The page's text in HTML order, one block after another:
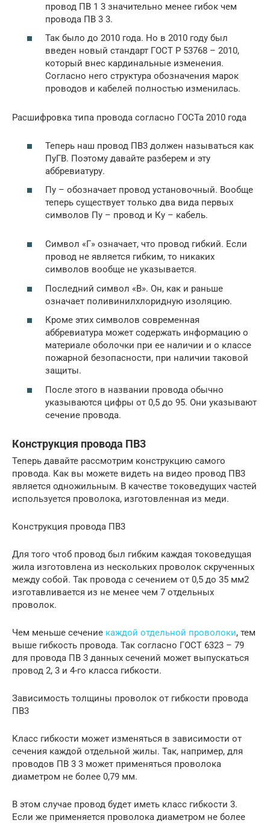
провод ПВ 1 3 значительно менее гибок чем
провода ПВ 3 3.
Так было до 2010 года. Но в 2010 году был
введен новый стандарт ГОСТ Р 53768 – 2010,
который внес кардинальные изменения.
Согласно него структура обозначения марок
проводов и кабелей полностью изменилась.
Расшифровка типа провода согласно ГОСТа 2010 года
Теперь наш провод ПВ3 должен называться как
ПуГВ. Поэтому давайте разберем и эту
аббревиатуру.
Пу – обозначает провод установочный. Вообще
теперь существует только два вида первых
символов Пу – провод и Ку – кабель.
Символ «Г» означает, что провод гибкий. Если
провод не является гибким, то никаких
символов вообще не указывается.
Последний символ «В». Он, как и раньше
означает поливинилхлоридную изоляцию.
Кроме этих символов современная
аббревиатура может содержать информацию о
материале оболочки при ее наличии и о классе
пожарной безопасности, при наличии таковой
защиты.
После этого в названии провода обычно
указываются цифры от 0,5 до 95. Они указывают
сечение провода.
Конструкция провода ПВ3
Теперь давайте рассмотрим конструкцию самого
провода. Как вы можете видеть на видео провод ПВ3
является одножильным. В качестве токоведущих частей
используется проволока, изготовленная из меди.
Конструкция провода ПВ3
Для того чтоб провод был гибким каждая токоведущая
жила изготовлена из нескольких проволок скрученных
между собой. Так провода с сечением от 0,5 до 35 мм2
изготавливается из не менее чем 7 отдельных
проволок.
Чем меньше сечение каждой отдельной проволоки, тем
выше гибкость провода. Так согласно ГОСТ 6323 – 79
для провода ПВ 3 данных сечений может выпускаться
провод 2, 3 и 4-го класса гибкости.
Зависимость толщины проволок от гибкости провода
ПВ3
Класс гибкости может изменяться в зависимости от
сечения каждой отдельной жилы. Так, например, для
проводов ПВ 3 3 может применяться проволока
диаметром не более 0,79 мм.
В этом случае провод будет иметь класс гибкости 3.
Если же применяется проволока диаметром не более